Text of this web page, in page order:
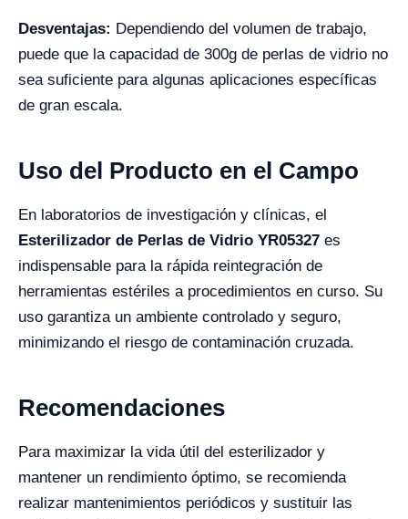
Desventajas: Dependiendo del volumen de trabajo,
puede que la capacidad de 300g de perlas de vidrio no
sea suficiente para algunas aplicaciones específicas
de gran escala.
Uso del Producto en el Campo
En laboratorios de investigación y clínicas, el
Esterilizador de Perlas de Vidrio YR05327 es
indispensable para la rápida reintegración de
herramientas estériles a procedimientos en curso. Su
uso garantiza un ambiente controlado y seguro,
minimizando el riesgo de contaminación cruzada.
Recomendaciones
Para maximizar la vida útil del esterilizador y
mantener un rendimiento óptimo, se recomienda
realizar mantenimientos periódicos y sustituir las